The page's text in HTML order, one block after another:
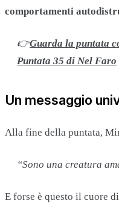
comportamenti
👉Guarda la puntata
Puntata 35 di Nel Faro
Un messaggio
Alla fine della puntata,
“Sono una creatura
E forse è questo il cuore